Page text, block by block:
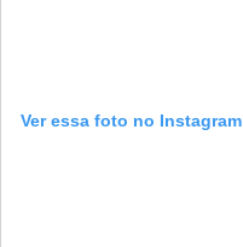
Ver essa foto no Instagram